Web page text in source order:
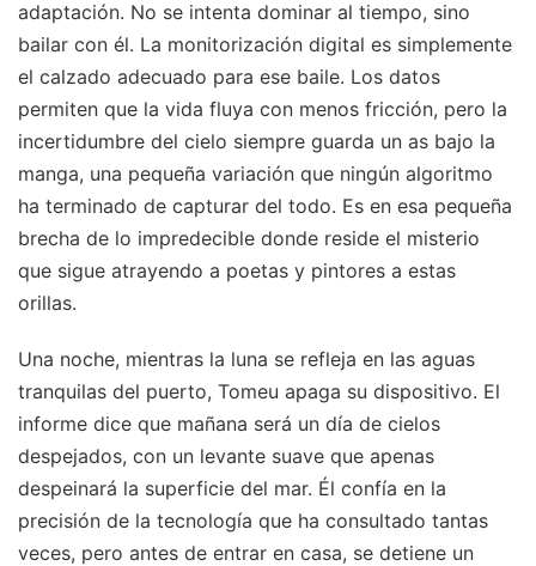
adaptación. No se intenta dominar al tiempo, sino
bailar con él. La monitorización digital es simplemente
el calzado adecuado para ese baile. Los datos
permiten que la vida fluya con menos fricción, pero la
incertidumbre del cielo siempre guarda un as bajo la
manga, una pequeña variación que ningún algoritmo
ha terminado de capturar del todo. Es en esa pequeña
brecha de lo impredecible donde reside el misterio
que sigue atrayendo a poetas y pintores a estas
orillas.
Una noche, mientras la luna se refleja en las aguas
tranquilas del puerto, Tomeu apaga su dispositivo. El
informe dice que mañana será un día de cielos
despejados, con un levante suave que apenas
despeinará la superficie del mar. Él confía en la
precisión de la tecnología que ha consultado tantas
veces, pero antes de entrar en casa, se detiene un